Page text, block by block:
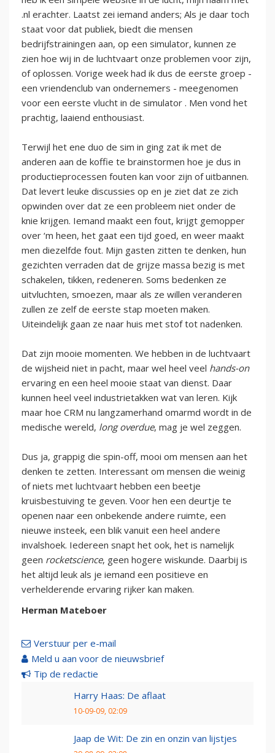
.nl erachter. Laatst zei iemand anders; Als je daar toch
staat voor dat publiek, biedt die mensen
bedrijfstrainingen aan, op een simulator, kunnen ze
zien hoe wij in de luchtvaart onze problemen voor zijn,
of oplossen. Vorige week had ik dus de eerste groep -
een vriendenclub van ondernemers - meegenomen
voor een eerste vlucht in de simulator . Men vond het
prachtig, laaiend enthousiast.
Terwijl het ene duo de sim in ging zat ik met de
anderen aan de koffie te brainstormen hoe je dus in
productieprocessen fouten kan voor zijn of uitbannen.
Dat levert leuke discussies op en je ziet dat ze zich
opwinden over dat ze een probleem niet onder de
knie krijgen. Iemand maakt een fout, krijgt gemopper
over ‘m heen, het gaat een tijd goed, en weer maakt
men diezelfde fout. Mijn gasten zitten te denken, hun
gezichten verraden dat de grijze massa bezig is met
schakelen, tikken, redeneren. Soms bedenken ze
uitvluchten, smoezen, maar als ze willen veranderen
zullen ze zelf de eerste stap moeten maken.
Uiteindelijk gaan ze naar huis met stof tot nadenken.
Dat zijn mooie momenten. We hebben in de luchtvaart
de wijsheid niet in pacht, maar wel heel veel hands-on
ervaring en een heel mooie staat van dienst. Daar
kunnen heel veel industrietakken wat van leren. Kijk
maar hoe CRM nu langzamerhand omarmd wordt in de
medische wereld, long overdue, mag je wel zeggen.
Dus ja, grappig die spin-off, mooi om mensen aan het
denken te zetten. Interessant om mensen die weinig
of niets met luchtvaart hebben een beetje
kruisbestuiving te geven. Voor hen een deurtje te
openen naar een onbekende andere ruimte, een
nieuwe insteek, een blik vanuit een heel andere
invalshoek. Iedereen snapt het ook, het is namelijk
geen rocketscience, geen hogere wiskunde. Daarbij is
het altijd leuk als je iemand een positieve en
verhelderende ervaring rijker kan maken.
Herman Mateboer
Verstuur per e-mail
Meld u aan voor de nieuwsbrief
Tip de redactie
Harry Haas: De aflaat
10-09-09, 02:09
Jaap de Wit: De zin en onzin van lijstjes